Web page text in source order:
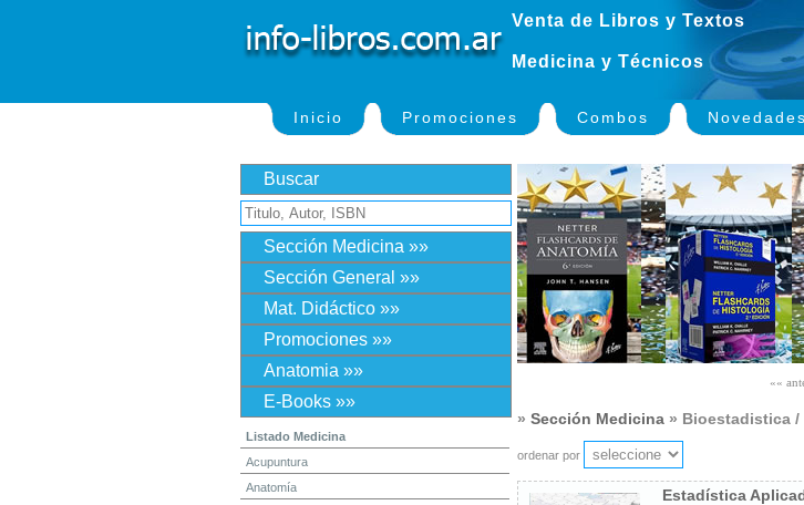
Venta de Libros y Textos
Medicina y Técnicos
Inicio Promociones Combos Novedades
Buscar
Sección Medicina »»
Sección General »»
Mat. Didáctico »»
Promociones »»
Anatomia »»
E-Books »»
Listado Medicina
Acupuntura
Anatomía
» Sección Medicina » Bioestadistica
ordenar por
Estadística